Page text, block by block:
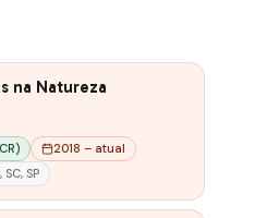
na Natureza
2018 – atual
SC, SP